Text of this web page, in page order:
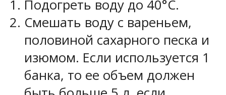
Подогреть воду до 40°С.
Смешать воду с вареньем,
половиной сахарного песка и
изюмом. Если используется 1
банка, то ее объем должен